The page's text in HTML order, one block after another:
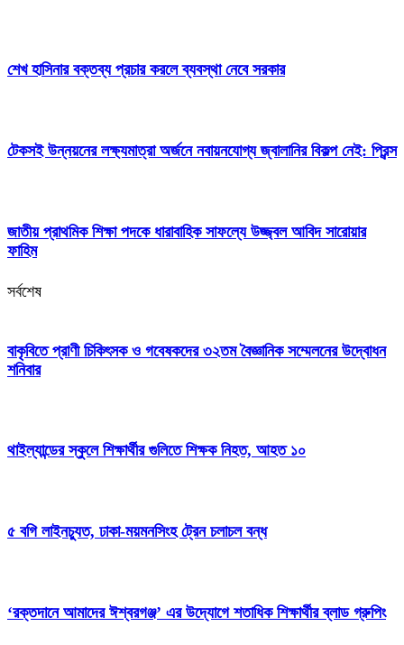
শেখ হাসিনার বক্তব্য প্রচার করলে ব্যবস্থা নেবে সরকার
টেকসই উন্নয়নের লক্ষ্যমাত্রা অর্জনে নবায়নযোগ্য জ্বালানির বিকল্প নেই: প্রিন্স
জাতীয় প্রাথমিক শিক্ষা পদকে ধারাবাহিক সাফল্যে উজ্জ্বল আবিদ সারোয়ার
ফাহিম
সর্বশেষ
বাকৃবিতে প্রাণী চিকিৎসক ও গবেষকদের ৩২তম বৈজ্ঞানিক সম্মেলনের উদ্বোধন
শনিবার
থাইল্যান্ডের স্কুলে শিক্ষার্থীর গুলিতে শিক্ষক নিহত, আহত ১০
৫ বগি লাইনচ্যুত, ঢাকা-ময়মনসিংহ ট্রেন চলাচল বন্ধ
‘রক্তদানে আমাদের ঈশ্বরগঞ্জ’ এর উদ্যোগে শতাধিক শিক্ষার্থীর ব্লাড গ্রুপিং